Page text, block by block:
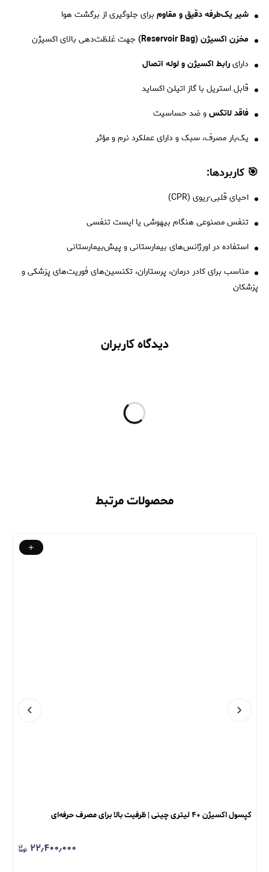
شیر یک‌طرفه دقیق و مقاومبرای جلوگیری از برگشت هوا
مخزن اکسیژن (Reservoir Bag)
جهت غلظت‌دهی بالای اکسیژن
دارایرابط اکسیژن و لوله اتصال
قابل استریل با گاز اتیلن اکساید
فاقد لاتکسو ضد حساسیت
یک‌بار مصرف، سبک و دارای عملکرد نرم و مؤثر
🎯 کاربردها:
احیای قلبی-ریوی (CPR)
تنفس مصنوعی هنگام بیهوشی یا ایست تنفسی
استفاده در اورژانس‌های بیمارستانی و پیش‌بیمارستانی
مناسب برای کادر درمان، پرستاران، تکنسین‌های فوریت‌های پزشکی و
پزشکان
دیدگاه کاربران
محصولات مرتبط
کپسول اکسیژن ۴۰ لیتری چینی | ظرفیت بالا برای مصرف حرفه‌ای
۲۲٫۴۰۰٫۰۰۰